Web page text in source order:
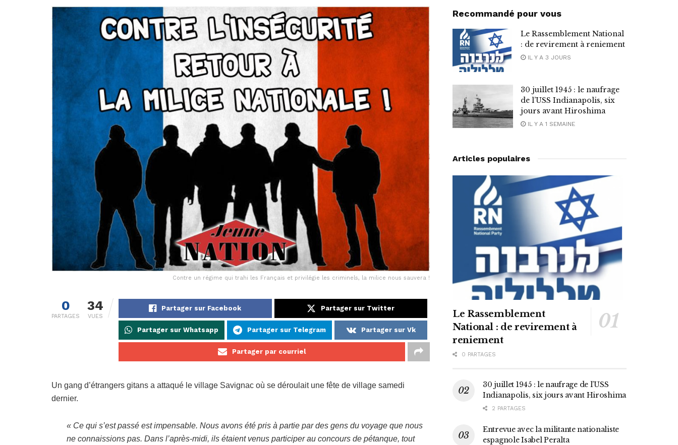
Contre un régime qui trahi les Français et privilégie les criminels, la milice nous sauvera !
0
PARTAGES
34
VUES
Partager sur Facebook Partager sur Twitter
Partager sur Whatsapp Partager sur Telegram Partager sur Vk
Partager par courriel
Un gang d’étrangers gitans a attaqué le village Savignac où se déroulait une fête de village samedi
dernier.
« Ce qui s’est passé est impensable. Nous avons été pris à partie par des gens du voyage que nous
ne connaissions pas. Dans l’après-midi, ils étaient venus participer au concours de pétanque, tout
Recommandé pour vous
Le Rassemblement National
: de revirement à reniement
IL Y A 3 JOURS
30 juillet 1945 : le naufrage
de l’USS Indianapolis, six
jours avant Hiroshima
IL Y A 1 SEMAINE
Articles populaires
Le Rassemblement
National : de revirement à
reniement
0 PARTAGES
30 juillet 1945 : le naufrage de l’USS
Indianapolis, six jours avant Hiroshima
2 PARTAGES
Entrevue avec la militante nationaliste
espagnole Isabel Peralta